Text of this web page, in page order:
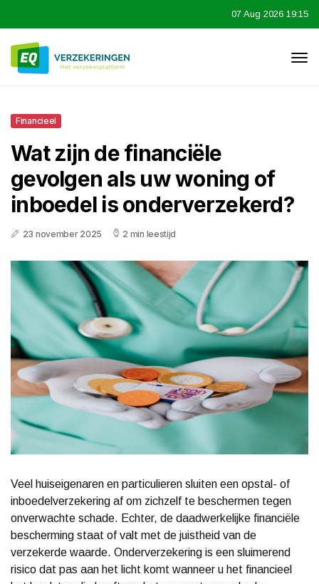
07 Aug 2026 19:15
Financieel
Wat zijn de financiële
gevolgen als uw woning of
inboedel is onderverzekerd?
23 november 2025 2 min leestijd
Veel huiseigenaren en particulieren sluiten een opstal- of
inboedelverzekering af om zichzelf te beschermen tegen
onverwachte schade. Echter, de daadwerkelijke financiële
bescherming staat of valt met de juistheid van de
verzekerde waarde. Onderverzekering is een sluimerend
risico dat pas aan het licht komt wanneer u het financieel